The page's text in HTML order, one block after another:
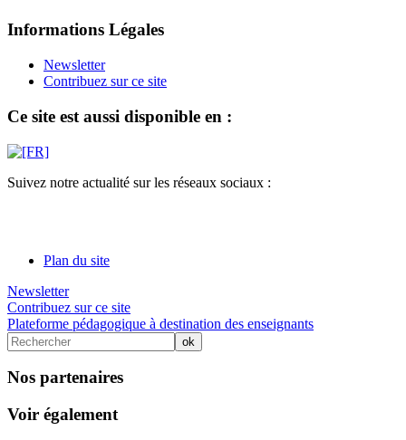
Informations Légales
Newsletter
Contribuez sur ce site
Ce site est aussi disponible en :
Suivez notre actualité sur les réseaux sociaux :
Plan du site
Newsletter
Contribuez sur ce site
Plateforme pédagogique à destination des enseignants
Nos partenaires
Voir également